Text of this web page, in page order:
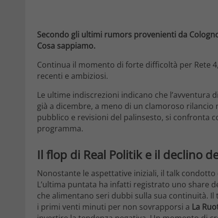
Secondo gli ultimi rumors provenienti da
Cosa sappiamo.
Continua il momento di forte difficoltà per Rete
recenti e ambiziosi.
Le ultime indiscrezioni indicano che l’avventura
già a dicembre, a meno di un clamoroso rilancio
pubblico e revisioni del palinsesto, si confronta
programma.
Il flop di Real Politik e il declino
Nonostante le aspettative iniziali, il talk
L’ultima puntata ha infatti registrato uno share
che alimentano seri dubbi sulla sua continuità.
i primi venti minuti per non sovrapporsi a La